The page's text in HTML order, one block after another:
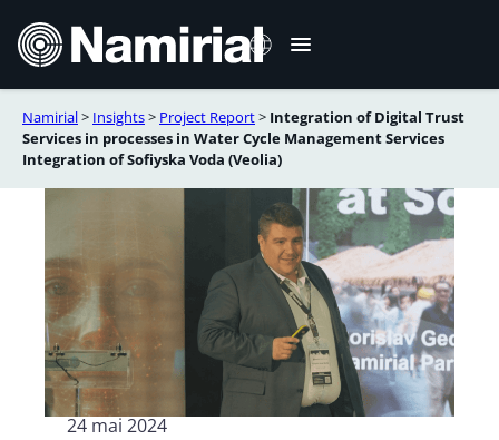
contenu
Italiano
Deutsch
Español
Română
Português
Namirial> Insights> Project Report> Integration of Digital Trust
Services in processes in Water Cycle Management Services
Integration of Sofiyska Voda (Veolia)
24 mai 2024